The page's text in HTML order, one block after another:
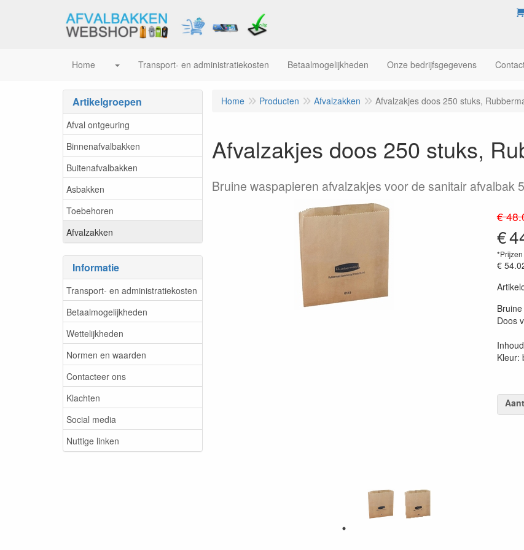
Home Transport- en administratiekosten Betaalmogelijkheden Onze bedrijfsgegevens
Artikelgroepen
Afval ontgeuring
Binnenafvalbakken
Buitenafvalbakken
Asbakken
Toebehoren
Afvalzakken
Informatie
Transport- en administratiekosten
Betaalmogelijkheden
Wettelijkheden
Normen en waarden
Contacteer ons
Klachten
Social media
Nuttige linken
Home Producten Afvalzakken Afvalzakjes doos 250 stuks,
Afvalzakjes doos 250 stuks,
Bruine waspapieren afvalzakjes voor de sanitair afvalbak
€
€
€
Doos
Kleur: